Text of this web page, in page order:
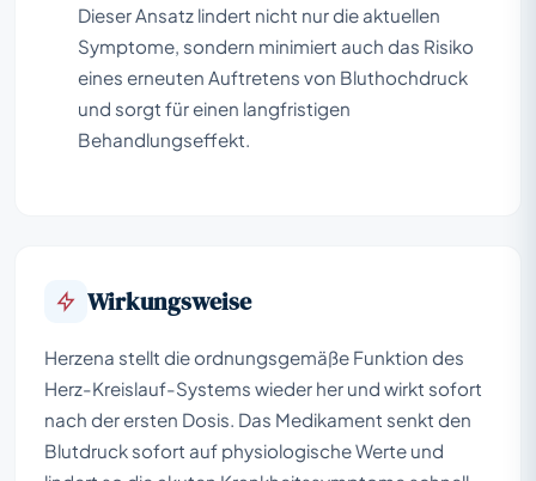
Dieser Ansatz lindert nicht nur die aktuellen
Symptome, sondern minimiert auch das Risiko
eines erneuten Auftretens von Bluthochdruck
und sorgt für einen langfristigen
Behandlungseffekt.
Wirkungsweise
Herzena stellt die ordnungsgemäße Funktion des
Herz-Kreislauf-Systems wieder her und wirkt sofort
nach der ersten Dosis. Das Medikament senkt den
Blutdruck sofort auf physiologische Werte und